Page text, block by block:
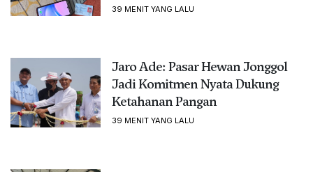
39 MENIT YANG LALU
Jaro Ade: Pasar Hewan Jonggol
Jadi Komitmen Nyata Dukung
Ketahanan Pangan
39 MENIT YANG LALU